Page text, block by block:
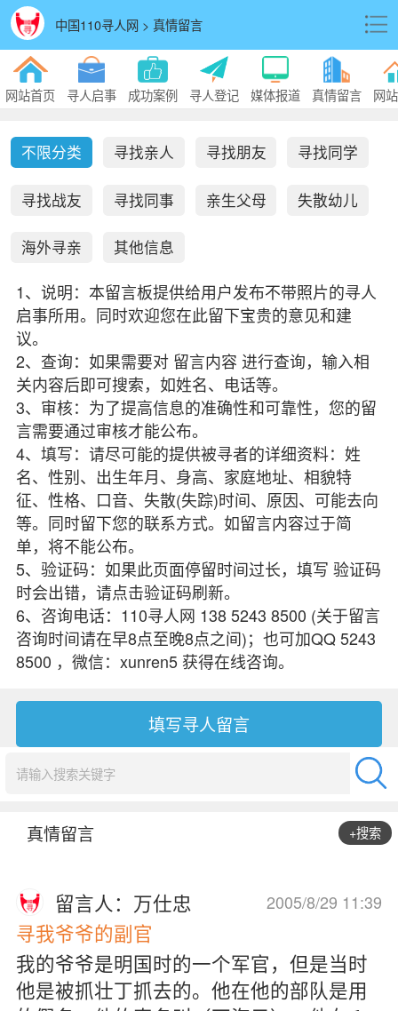
中国110寻人网 > 真情留言
网站首页 寻人启事 成功案例 寻人登记 媒体报道 真情留言 网
不限分类 寻找亲人 寻找朋友 寻找同学
寻找战友 寻找同事 亲生父母 失散幼儿
海外寻亲 其他信息
1、说明：本留言板提供给用户发布不带照片的寻人
启事所用。同时欢迎您在此留下宝贵的意见和建
议。
2、查询：如果需要对 留言内容 进行查询，输入相
关内容后即可搜索，如姓名、电话等。
3、审核：为了提高信息的准确性和可靠性，您的留
言需要通过审核才能公布。
4、填写：请尽可能的提供被寻者的详细资料：姓
名、性别、出生年月、身高、家庭地址、相貌特
征、性格、口音、失散(失踪)时间、原因、可能去向
等。同时留下您的联系方式。如留言内容过于简
单，将不能公布。
5、验证码：如果此页面停留时间过长，填写 验证码
时会出错，请点击验证码刷新。
6、咨询电话：110寻人网 138 5243 8500 (关于留言
咨询时间请在早8点至晚8点之间)；也可加QQ 5243
8500 ，微信：xunren5 获得在线咨询。
+搜索
真情留言
2005/8/29 11:39
留言人：万仕忠
寻我爷爷的副官
我的爷爷是明国时的一个军官，但是当时
他是被抓壮丁抓去的。他在他的部队是用